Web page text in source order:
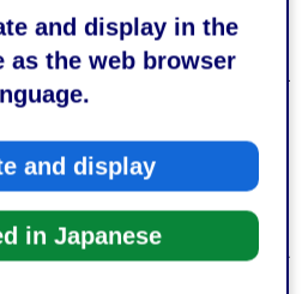
and display in the
as the web browser
and display
in Japanese
静岡市葵区追手町5番1号
定資産税課 （静岡市役所静岡
）
時30分から午後5時15分まで
祝日及び年末年始（12月29日か